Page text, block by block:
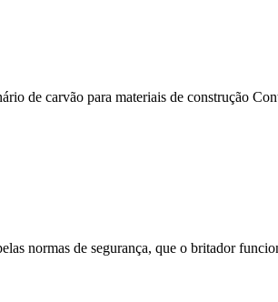
de carvão para materiais de construção
normas de segurança, que o britador